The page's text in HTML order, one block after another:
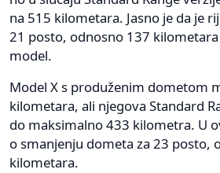
na 515 kilometara. Jasno je da je
21 posto, odnosno 137
model.
Model X s produženim dometom
kilometara, ali njegova Standard
do maksimalno 433 kilometra. U
o smanjenju dometa za 23 posto,
kilometara.